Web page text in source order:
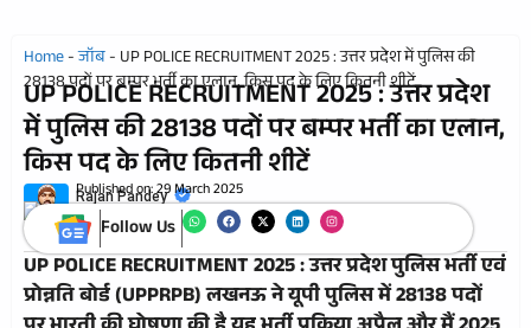
Home-जॉब- UP POLICE RECRUITMENT 2025 : उत्तर प्रदेश में पुलिस की
28138 पदों पर बम्पर भर्ती का एलान, किस पद के लिए कितनी शीटें
UP POLICE RECRUITMENT 2025 : उत्तर प्रदेश
में पुलिस की 28138 पदों पर बम्पर भर्ती का एलान,
किस पद के लिए कितनी शीटें
Rajan Pandey
Published on:29 March 2025
Follow Us
UP POLICE RECRUITMENT 2025 : उत्तर प्रदेश पुलिस भर्ती एवं
प्रोन्नति बोर्ड (UPPRPB) लखनऊ ने यूपी पुलिस में 28138 पदों